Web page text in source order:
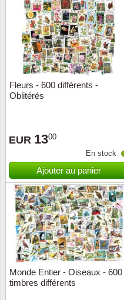
Fleurs - 600 différents -
Oblitérés
EUR 1300
En stock
Ajouter au panier
Monde Entier - Oiseaux - 600
timbres différents